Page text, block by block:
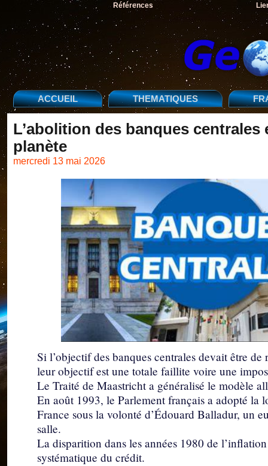
Références
ACCUEIL THEMATIQUES
L’abolition des banques
planète
mercredi 13 mai 2026
Si l’objectif des banques centrales devait être
leur objectif est une totale faillite voire une
Le Traité de Maastricht a généralisé le modèle
En août 1993, le Parlement français a adopté la
France sous la volonté d’Édouard Balladur, un
salle.
La disparition dans les années 1980 de
systématique du crédit.